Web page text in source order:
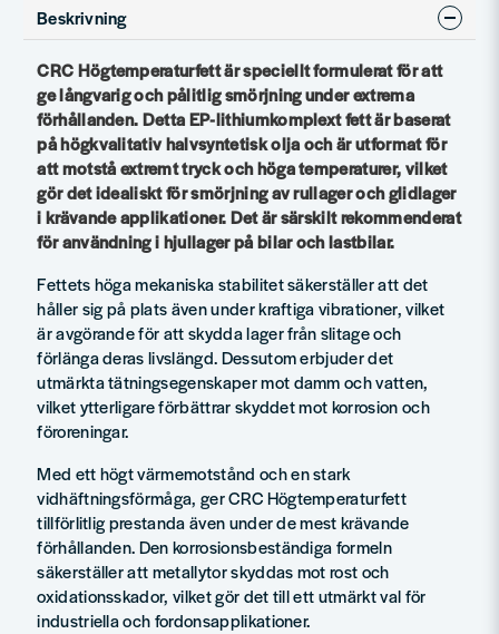
Beskrivning
CRC Högtemperaturfett är speciellt formulerat för att
ge långvarig och pålitlig smörjning under extrema
förhållanden. Detta EP-lithiumkomplext fett är baserat
på högkvalitativ halvsyntetisk olja och är utformat för
att motstå extremt tryck och höga temperaturer, vilket
gör det idealiskt för smörjning av rullager och glidlager
i krävande applikationer. Det är särskilt rekommenderat
för användning i hjullager på bilar och lastbilar.
Fettets höga mekaniska stabilitet säkerställer att det
håller sig på plats även under kraftiga vibrationer, vilket
är avgörande för att skydda lager från slitage och
förlänga deras livslängd. Dessutom erbjuder det
utmärkta tätningsegenskaper mot damm och vatten,
vilket ytterligare förbättrar skyddet mot korrosion och
föroreningar.
Med ett högt värmemotstånd och en stark
vidhäftningsförmåga, ger CRC Högtemperaturfett
tillförlitlig prestanda även under de mest krävande
förhållanden. Den korrosionsbeständiga formeln
säkerställer att metallytor skyddas mot rost och
oxidationsskador, vilket gör det till ett utmärkt val för
industriella och fordonsapplikationer.